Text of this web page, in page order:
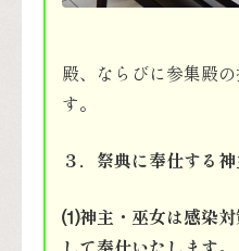
殿、ならびに参集殿
す。
３．祭典に奉仕する
⑴神主・巫女は感染